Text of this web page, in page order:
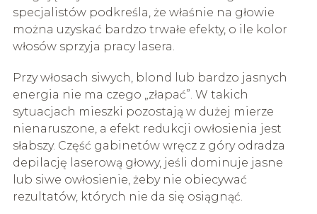
specjalistów podkreśla, że właśnie na głowie
można uzyskać bardzo trwałe efekty, o ile kolor
włosów sprzyja pracy lasera.
Przy włosach siwych, blond lub bardzo jasnych
energia nie ma czego „złapać”. W takich
sytuacjach mieszki pozostają w dużej mierze
nienaruszone, a efekt redukcji owłosienia jest
słabszy. Część gabinetów wręcz z góry odradza
depilację laserową głowy, jeśli dominuje jasne
lub siwe owłosienie, żeby nie obiecywać
rezultatów, których nie da się osiągnąć.